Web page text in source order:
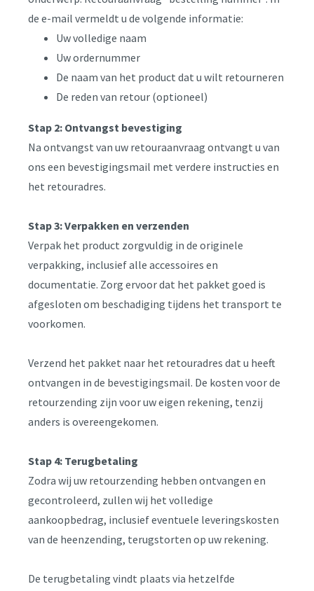
de e-mail vermeldt u de volgende informatie:
Uw volledige naam
Uw ordernummer
De naam van het product dat u wilt retourneren
De reden van retour (optioneel)
Stap 2: Ontvangst bevestiging
Na ontvangst van uw retouraanvraag ontvangt u van
ons een bevestigingsmail met verdere instructies en
het retouradres.
Stap 3: Verpakken en verzenden
Verpak het product zorgvuldig in de originele
verpakking, inclusief alle accessoires en
documentatie. Zorg ervoor dat het pakket goed is
afgesloten om beschadiging tijdens het transport te
voorkomen.
Verzend het pakket naar het retouradres dat u heeft
ontvangen in de bevestigingsmail. De kosten voor de
retourzending zijn voor uw eigen rekening, tenzij
anders is overeengekomen.
Stap 4: Terugbetaling
Zodra wij uw retourzending hebben ontvangen en
gecontroleerd, zullen wij het volledige
aankoopbedrag, inclusief eventuele leveringskosten
van de heenzending, terugstorten op uw rekening.
De terugbetaling vindt plaats via hetzelfde